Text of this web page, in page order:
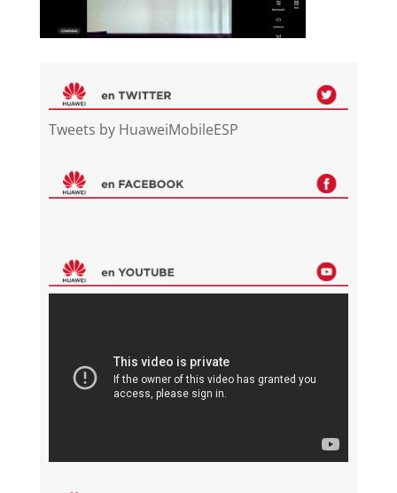
Tweets by HuaweiMobileESP